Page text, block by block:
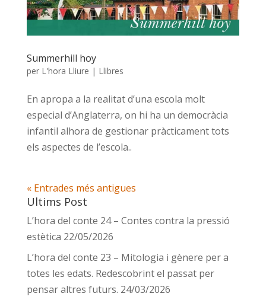
Summerhill hoy
per L'hora Lliure | Llibres
En apropa a la realitat d’una escola molt
especial d’Anglaterra, on hi ha un democràcia
infantil alhora de gestionar pràcticament tots
els aspectes de l’escola..
« Entrades més antigues
Ultims Post
L’hora del conte 24 – Contes contra la pressió
estètica 22/05/2026
L’hora del conte 23 – Mitologia i gènere per a
totes les edats. Redescobrint el passat per
pensar altres futurs. 24/03/2026